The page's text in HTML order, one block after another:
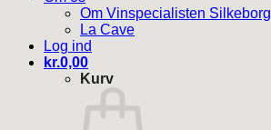
Om Vinspecialisten Silkeborg
La Cave
Log ind
kr.0,00
Kurv